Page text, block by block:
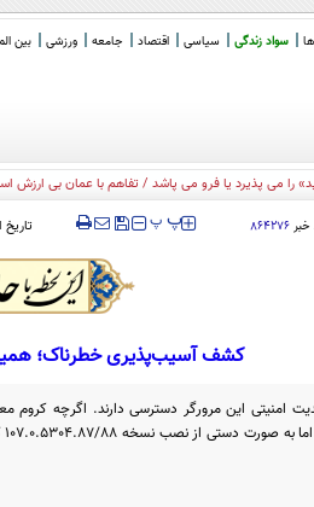
سواد زندگی سیاسی اقتصاد جامعه ورزشی بین
را می پذیرد یا فرو می پاشد / تفاهم با عمان بی ارزش
خبر۸۶۴۲۷۶ ‍‍‍ پپ تاریخ
کشف آسیب‌پذیری خطرناک؛ همین
امنیتی این مرورگر دسترسی دارند. اگرچه کروم